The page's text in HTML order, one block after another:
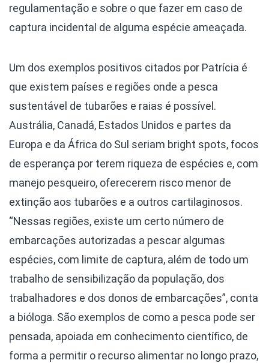
regulamentação e sobre o que fazer em caso de
captura incidental de alguma espécie ameaçada.
Um dos exemplos positivos citados por Patrícia é
que existem países e regiões onde a pesca
sustentável de tubarões e raias é possível.
Austrália, Canadá, Estados Unidos e partes da
Europa e da África do Sul seriam bright spots, focos
de esperança por terem riqueza de espécies e, com
manejo pesqueiro, oferecerem risco menor de
extinção aos tubarões e a outros cartilaginosos.
“Nessas regiões, existe um certo número de
embarcações autorizadas a pescar algumas
espécies, com limite de captura, além de todo um
trabalho de sensibilização da população, dos
trabalhadores e dos donos de embarcações”, conta
a bióloga. São exemplos de como a pesca pode ser
pensada, apoiada em conhecimento científico, de
forma a permitir o recurso alimentar no longo prazo,